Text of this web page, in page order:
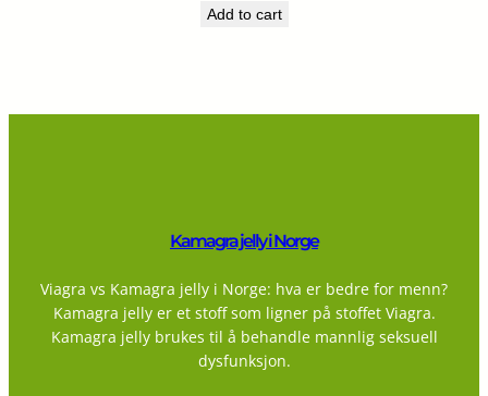
Add to cart
Kamagra jelly i Norge
Viagra vs Kamagra jelly i Norge: hva er bedre for menn?
Kamagra jelly er et stoff som ligner på stoffet Viagra.
Kamagra jelly brukes til å behandle mannlig seksuell
dysfunksjon.